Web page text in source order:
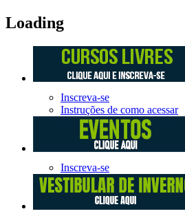
Loading
Inscreva-se
Instruções de como acessar
Inscreva-se